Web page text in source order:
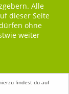
findest du auf
Alle
dieser Seite
ohne
weiter